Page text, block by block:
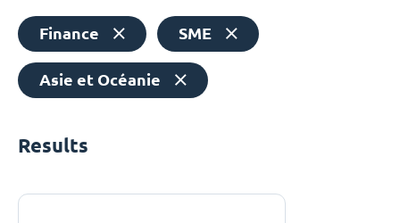
Finance SME
Asie et Océanie
Results